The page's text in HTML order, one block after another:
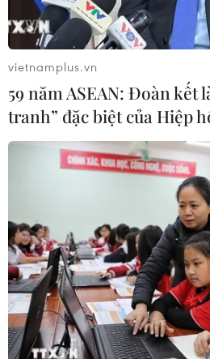
Masterise Homes đồng hành
khách hàng trên toàn quốc
07/08/2026 08:39
Nhà đầu tư Anh đề xuất siêu
hợp cảng biển 18 tỷ USD tại
Canh tác biển - động lực mới
kinh tế biển Việt Nam
07/08/2026 08:14
vietnamplus.vn
59 năm ASEAN: Đoàn kết
tranh” đặc biệt của Hiệp